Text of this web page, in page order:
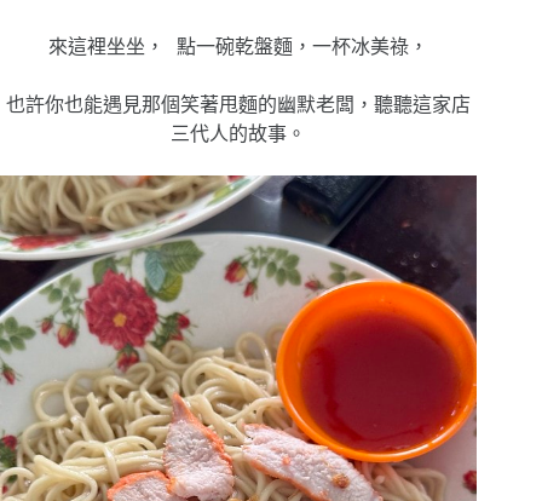
來這裡坐坐， 點一碗乾盤麵，一杯冰美祿，
也許你也能遇見那個笑著甩麵的幽默老闆，聽聽這家店
三代人的故事。